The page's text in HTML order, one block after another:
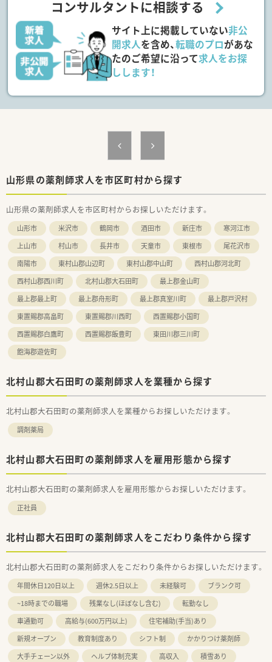
方を求めております。
【想定されるキャリアイメージ】
■管理薬剤師や複数店舗を統括するエリアマネージャーなど、豊
富なキャリアパスが用意されています。
■意欲と実績次第では、20代で管理薬剤師へキャリアアップす
ることも十分に可能です。
挑戦することもできます。
■ご年齢やご経験に応じて調整されますが、年収600万円台の提
示も受けやすい企業です。
■過去には、40代の経験者の方に年収630万円を提示した実績も
■個人の頑張りが賞与に反映される評価制度のため、高いモチベ
ーションで業務に臨めます。
コンサルタントに相談する
サイト上に掲載していない非公
開求人を含め、転職のプロがあな
たのご希望に沿って求人をお探
しします！
山形県の薬剤師求人を市区町村から探す
山形県の薬剤師求人を市区町村からお探しいただけます。
山形市 米沢市 鶴岡市 酒田市 新庄市
寒河江市
上山市
村山市 長井市 天童市 東根市
尾花沢市
南陽市
東村山郡山辺町 東村山郡中山町
西村山郡河北町
西村山郡西川町
北村山郡大石田町
最上郡金山町
最上郡最上町
最上郡舟形町 最上郡真室川町
最上郡戸沢村
東置賜郡高畠町
東置賜郡川西町
西置賜郡小国町
西置賜郡白鷹町
西置賜郡飯豊町
東田川郡三川町
飽海郡遊佐町
北村山郡大石田町の薬剤師求人を業種から探す
北村山郡大石田町の薬剤師求人を業種からお探しいただけます。
調剤薬局
北村山郡大石田町の薬剤師求人を雇用形態から探す
北村山郡大石田町の薬剤師求人を雇用形態からお探しいただけます。
正社員
北村山郡大石田町の薬剤師求人をこだわり条件から探す
北村山郡大石田町の薬剤師求人をこだわり条件からお探しいただけます。
年間休日120日以上 週休2.5日以上 未経験可
ブランク可
~18時までの職場
残業なし(ほぼなし含む)
転勤なし
車通勤可
高給与(600万円以上)
住宅補助(手当)あり
新規オープン
教育制度あり シフト制
かかりつけ薬剤師
大手チェーン以外
ヘルプ体制充実 高収入 積雪あり